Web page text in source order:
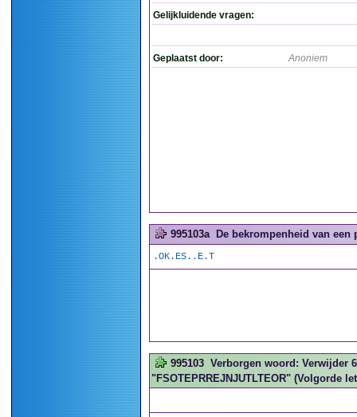
Gelijkluidende vragen:
Geplaatst door: Anoniem
995103a De bekrompenheid van een
.OK.ES..E.T
995103 Verborgen woord: Verwijder
"FSOTEPRREJNJUTLTEOR" (Volgorde